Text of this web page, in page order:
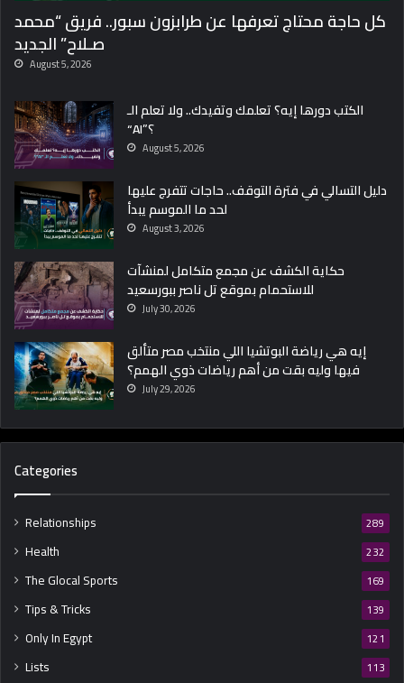
كل حاجة محتاج تعرفها عن طرابزون سبور.. فريق “محمد
صـلاح” الجديد
August 5, 2026
الكتب دورها إيه؟ تعلمك وتفيدك.. ولا تعلم الـ
“AI”؟
August 5, 2026
دليل التسالي في فترة التوقف.. حاجات تتفرج عليها
لحد ما الموسم يبدأ
August 3, 2026
حكاية الكشف عن مجمع متكامل لمنشآت
للاستحمام بموقع تل ناصر ببورسعيد
July 30, 2026
إيه هي رياضة البوتشيا اللي منتخب مصر متألق
فيها وليه بقت من أهم رياضات ذوي الهمم؟
July 29, 2026
Categories
Relationships 289
Health 232
The Glocal Sports 169
Tips & Tricks 139
Only In Egypt 121
Lists 113